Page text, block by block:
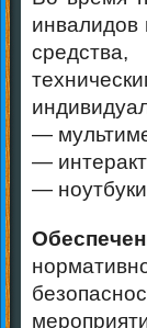
—
—
—